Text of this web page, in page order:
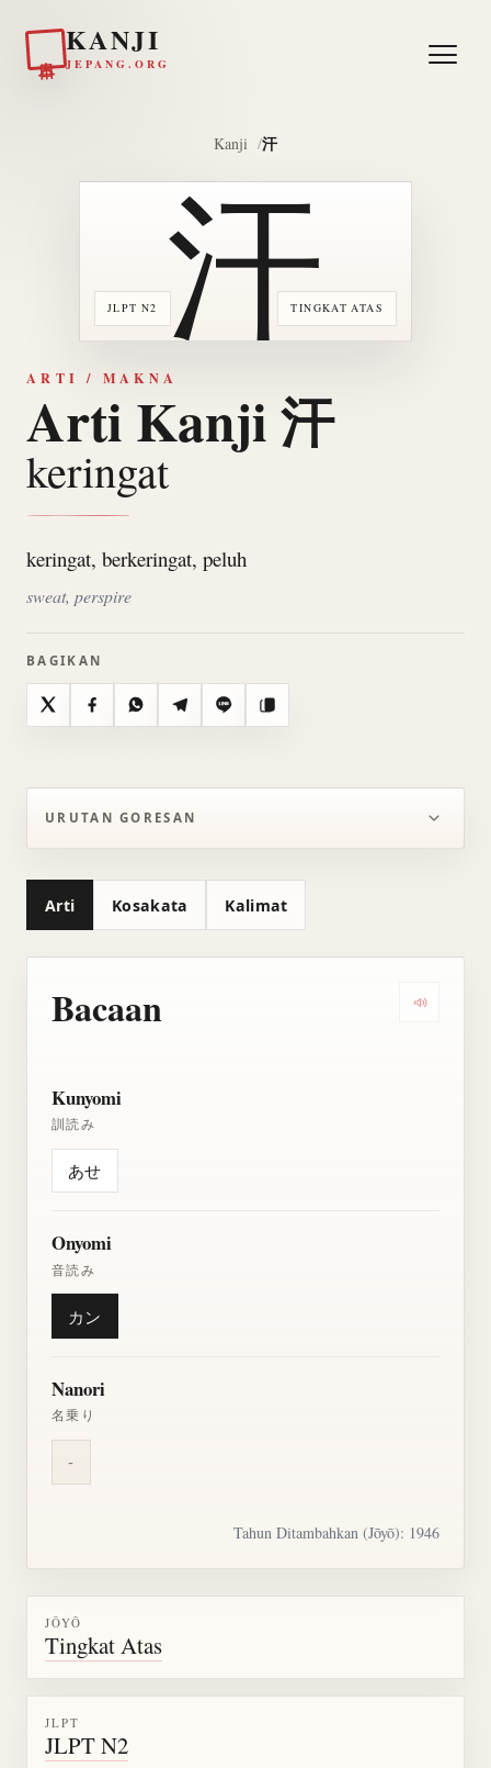
KANJI
JEPANG.ORG
Kanji 汗
JLPT N2 TINGKAT ATAS
汗
ARTI / MAKNA
Arti Kanji 汗
keringat
keringat, berkeringat, peluh
sweat, perspire
BAGIKAN
X FacebookWhatsAppTelegramLine Salin
URUTAN GORESAN
Arti Kosakata Kalimat
Bacaan
Kunyomi
訓読み
あせ
Onyomi
音読み
カン
Nanori
名乗り
-
Tahun Ditambahkan (Jōyō): 1946
JŌYŌ
Tingkat Atas
JLPT
JLPT N2